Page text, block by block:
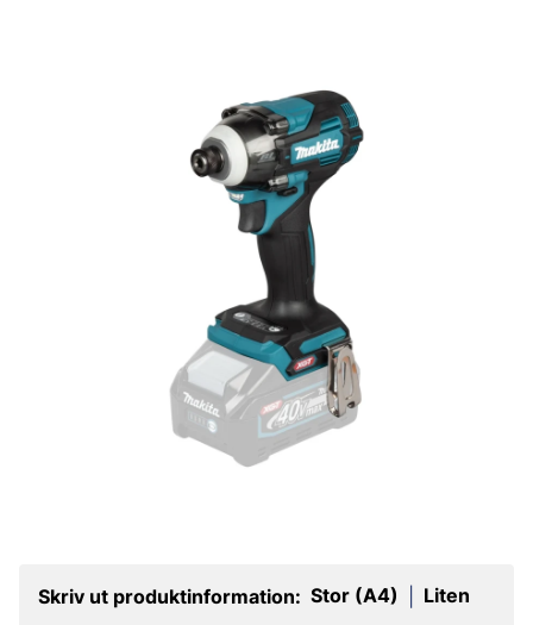
Skriv ut produktinformation: Stor (A4) Liten